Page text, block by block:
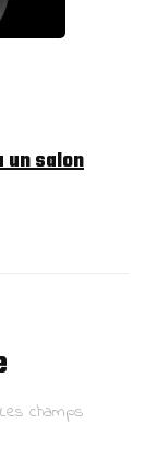
un salon
Les champs